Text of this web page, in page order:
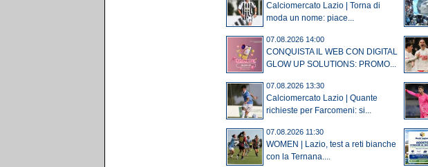
Calciomercato Lazio | Torna di
moda un nome: piace...
07.08.2026 14:00
CONQUISTA IL WEB CON DIGITAL
GLOW UP SOLUTIONS: PROMO...
07.08.2026 13:30
Calciomercato Lazio | Quante
richieste per Farcomeni: si...
07.08.2026 11:30
WOMEN | Lazio, test a reti bianche
con la Ternana....